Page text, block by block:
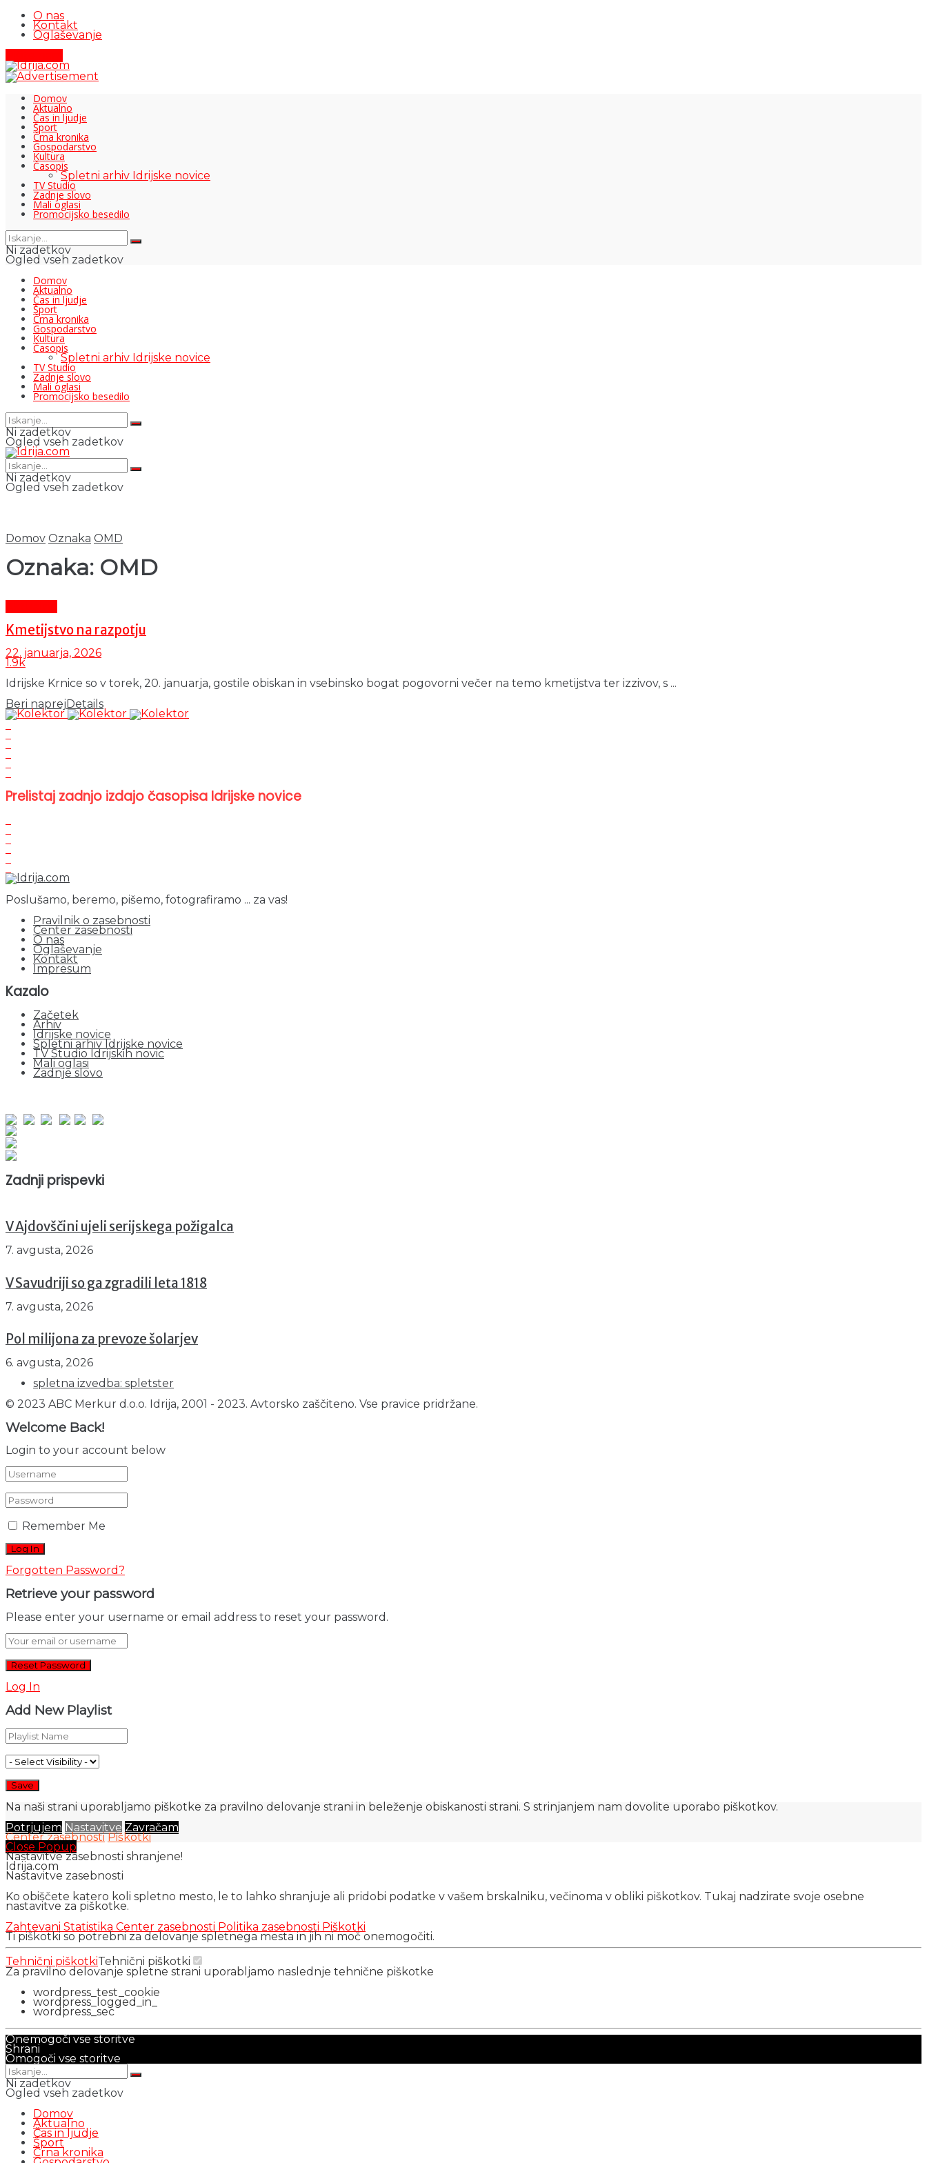
O nas
Kontakt
Oglaševanje
Domov
Aktualno
Čas in ljudje
Šport
Črna kronika
Gospodarstvo
Kultura
Časopis
Spletni arhiv Idrijske novice
TV Studio
Zadnje slovo
Mali oglasi
Promocijsko besedilo
Ni zadetkov
Ogled vseh zadetkov
Domov
Aktualno
Čas in ljudje
Šport
Črna kronika
Gospodarstvo
Kultura
Časopis
Spletni arhiv Idrijske novice
TV Studio
Zadnje slovo
Mali oglasi
Promocijsko besedilo
Ni zadetkov
Ogled vseh zadetkov
Ni zadetkov
Ogled vseh zadetkov
Domov Oznaka OMD
Oznaka: OMD
Kmetijstvo na razpotju
22. januarja, 2026
1.9k
Idrijske Krnice so v torek, 20. januarja, gostile obiskan in vsebinsko bogat pogovorni večer na temo kmetijstva ter izzivov, s ...
Beri naprej Details
Prelistaj zadnjo izdajo časopisa Idrijske novice
Poslušamo, beremo, pišemo, fotografiramo ... za vas!
Pravilnik o zasebnosti
Center zasebnosti
O nas
Oglaševanje
Kontakt
Impresum
Kazalo
Začetek
Arhiv
Idrijske novice
Spletni arhiv Idrijske novice
TV Studio Idrijskih novic
Mali oglasi
Zadnje slovo
Zadnji prispevki
V Ajdovščini ujeli serijskega požigalca
7. avgusta, 2026
V Savudriji so ga zgradili leta 1818
7. avgusta, 2026
Pol milijona za prevoze šolarjev
6. avgusta, 2026
spletna izvedba: spletster
© 2023 ABC Merkur d.o.o. Idrija, 2001 - 2023. Avtorsko zaščiteno. Vse pravice pridržane.
Welcome Back!
Login to your account below
Remember Me
Forgotten Password?
Retrieve your password
Please enter your username or email address to reset your password.
Log In
Add New Playlist
Na naši strani uporabljamo piškotke za pravilno delovanje strani in beleženje obiskanosti strani. S strinjanjem nam dovolite uporabo piškotkov.
Potrjujem Nastavitve Zavračam
Center zasebnosti Piškotki
Close Popup
Nastavitve zasebnosti shranjene!
Idrija.com
Nastavitve zasebnosti
Ko obiščete katero koli spletno mesto, le to lahko shranjuje ali pridobi podatke v vašem brskalniku, večinoma v obliki piškotkov. Tukaj nadzirate svoje osebne
nastavitve za piškotke.
Zahtevani Statistika Center zasebnosti Politika zasebnosti Piškotki
Ti piškotki so potrebni za delovanje spletnega mesta in jih ni moč onemogočiti.
Tehnični piškotkiTehnični piškotki
Za pravilno delovanje spletne strani uporabljamo naslednje tehnične piškotke
wordpress_test_cookie
wordpress_logged_in_
wordpress_sec
Onemogoči vse storitve
Shrani
Omogoči vse storitve
Ni zadetkov
Ogled vseh zadetkov
Domov
Aktualno
Čas in ljudje
Šport
Črna kronika